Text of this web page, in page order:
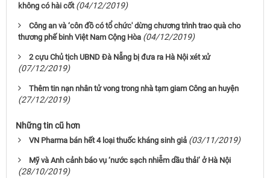
không có hài cốt (04/12/2019)
Công an và ‘côn đồ có tổ chức' dừng chương trình trao quà cho
thương phế binh Việt Nam Cộng Hòa (04/12/2019)
2 cựu Chủ tịch UBND Đà Nẵng bị đưa ra Hà Nội xét xử
(07/12/2019)
Thêm tin nạn nhân tử vong trong nhà tạm giam Công an huyện
(27/12/2019)
Những tin cũ hơn
VN Pharma bán hết 4 loại thuốc kháng sinh giả (03/11/2019)
Mỹ và Anh cảnh báo vụ ‘nước sạch nhiễm dầu thải’ ở Hà Nội
(28/10/2019)